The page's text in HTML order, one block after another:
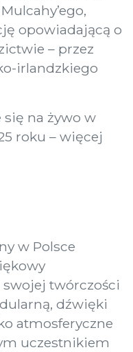
opowiadającą o
– przez
irlandzkiego
się na żywo w
roku – więcej
w Polsce
twórczości
dźwięki
atmosferyczne
uczestnikiem